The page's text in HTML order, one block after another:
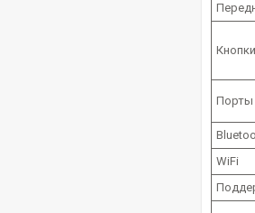
Порты
WiFi